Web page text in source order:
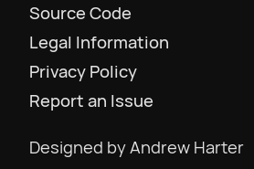
Українська
Tiếng Việt
简体中文
Source Code
Legal Information
Privacy Policy
Report an Issue
Designed by Andrew Harter